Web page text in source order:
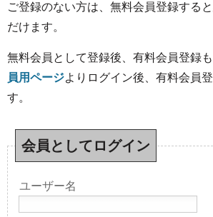
ご登録のない方は、無料会員登録する
だけます。
無料会員として登録後、有料会員登録も
員用ページよりログイン後、有料会員
す。
会員としてログイン
ユーザー名